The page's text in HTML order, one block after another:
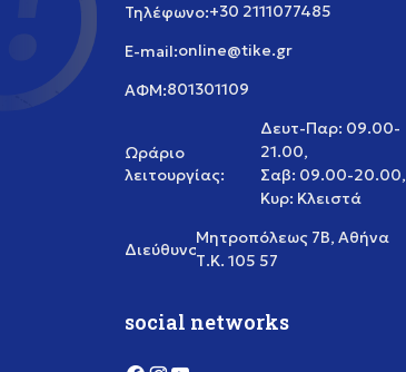
Τηλέφωνο:+30 2111077485
E-mail:online@tike.gr
ΑΦΜ:801301109
Ωράριο
λειτουργίας:
Δευτ-Παρ: 09.00-
21.00,
Σαβ: 09.00-20.00,
Κυρ: Κλειστά
Διεύθυνση:
Μητροπόλεως 7Β, Αθήνα
Τ.Κ. 105 57
social networks